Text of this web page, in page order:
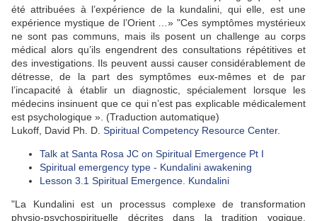
été attribuées à l’expérience de la kundalini, qui elle, est une
expérience mystique de l’Orient …» "Ces symptômes mystérieux
ne sont pas communs, mais ils posent un challenge au corps
médical alors qu’ils engendrent des consultations répétitives et
des investigations. Ils peuvent aussi causer considérablement de
détresse, de la part des symptômes eux-mêmes et de par
l’incapacité à établir un diagnostic, spécialement lorsque les
médecins insinuent que ce qui n’est pas explicable médicalement
est psychologique ». (Traduction automatique)
Lukoff, David Ph. D. Spiritual Competency Resource Center.
Talk at Santa Rosa JC on Spiritual Emergence Pt I
Spiritual emergency type - Kundalini awakening
Lesson 3.1 Spiritual Emergence. Kundalini
"La Kundalini est un processus complexe de transformation
physio-psychospirituelle décrites dans la tradition yogique.